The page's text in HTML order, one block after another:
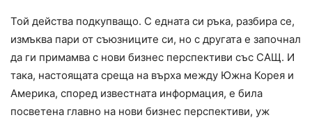
Той действа подкупващо. С едната си ръка, разбира се,
измъква пари от съюзниците си, но с другата е започнал
да ги примамва с нови бизнес перспективи със САЩ. И
така, настоящата среща на върха между Южна Корея и
Америка, според известната информация, е била
посветена главно на нови бизнес перспективи, уж